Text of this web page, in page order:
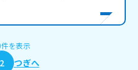
件を表示
2 つぎへ